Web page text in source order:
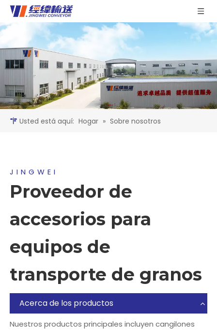
Usted está aquí: Hogar » Sobre nosotros
JINGWEI
Proveedor de
accesorios para
equipos de
transporte de granos
Acerca de los productos
Nuestros productos principales incluyen cangilones